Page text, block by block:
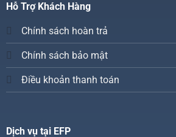
Hỗ Trợ Khách Hàng
Chính sách hoàn trả
Chính sách bảo mật
Điều khoản thanh toán
Dịch vụ tại EFP